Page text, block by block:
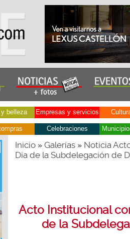
y belleza Empresas y servicios
Celebraciones
Inicio» Galerías» Noticia
Día de la Subdelegación de
Acto Institucional
de la